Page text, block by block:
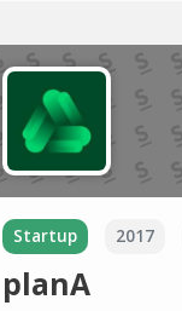
Startup 2017
planA